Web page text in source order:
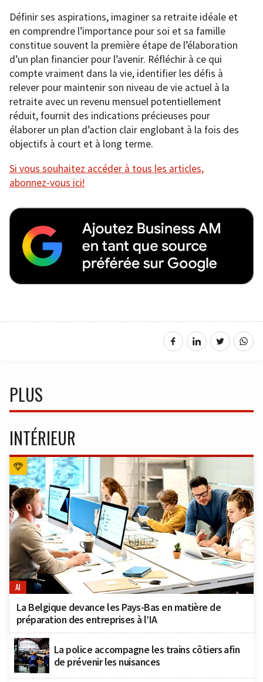
Définir ses aspirations, imaginer sa retraite idéale et
en comprendre l’importance pour soi et sa famille
constitue souvent la première étape de l’élaboration
d’un plan financier pour l’avenir. Réfléchir à ce qui
compte vraiment dans la vie, identifier les défis à
relever pour maintenir son niveau de vie actuel à la
retraite avec un revenu mensuel potentiellement
réduit, fournit des indications précieuses pour
élaborer un plan d’action clair englobant à la fois des
objectifs à court et à long terme.
Si vous souhaitez accéder à tous les articles,
abonnez-vous ici!
PLUS
INTÉRIEUR
AI
La Belgique devance les Pays-Bas en matière de
préparation des entreprises à l’IA
La police accompagne les trains côtiers afin
de prévenir les nuisances